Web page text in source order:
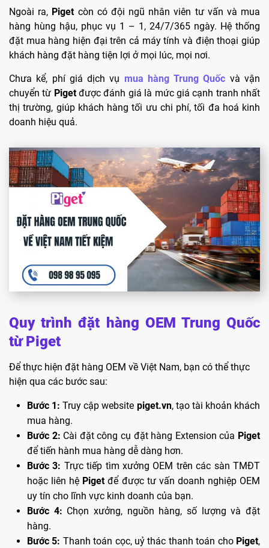
Ngoài ra, Pigetcòn có đội ngũ nhân viên tư vấn và mua
hàng hùng hậu, phục vụ 1 – 1, 24/7/365 ngày. Hệ thống
đặt mua hàng hiện đại trên cả máy tính và điện thoại giúp
khách hàng đặt hàng tiện lợi ở mọi lúc, mọi nơi.
Chưa kể, phí giá dịch vụ mua hàng Trung Quốc và vận
chuyển từ Pigetđược đánh giá là mức giá cạnh tranh nhất
thị trường, giúp khách hàng tối ưu chi phí, tối đa hoá kinh
doanh hiệu quả.
Quy trình đặt hàng OEM Trung Quốc
từ Piget
Để thực hiện đặt hàng OEM về Việt Nam, bạn có thể thực
hiện qua các bước sau:
Bước 1: Truy cập website piget.vn, tạo tài khoản khách
mua hàng.
Bước 2: Cài đặt công cụ đặt hàng Extension của Piget
để tiến hành mua hàng dễ dàng hơn.
Bước 3: Trực tiếp tìm xưởng OEM trên các sàn TMĐT
hoặc liên hệ Pigetđể được tư vấn doanh nghiệp OEM
uy tín cho lĩnh vực kinh doanh của bạn.
Bước 4: Chọn xưởng, nguồn hàng, số lượng và đặt
hàng.
Bước 5: Thanh toán cọc, uỷ thác thanh toán cho Piget,